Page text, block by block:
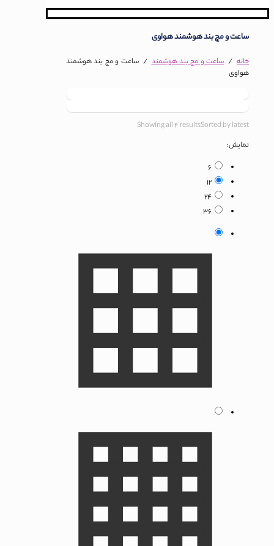
ساعت و مچ بند هوشمند هواوی
خانه/ساعت و مچ بند هوشمند/ساعت و مچ بند هوشمند
هواوی
Showing all 4 resultsSorted by latest
نمایش:
6
12
24
36